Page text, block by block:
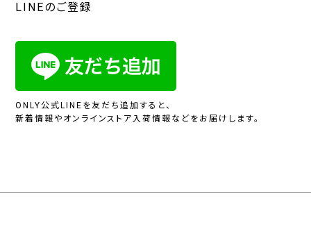
LINEのご登録
ONLY公式LINEを友だち追加すると、
新着情報やオンラインストア入荷情報などをお届けします。